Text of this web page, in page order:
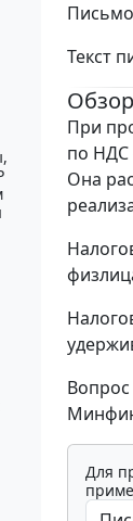
Текст
При
по НДС
Она
Для